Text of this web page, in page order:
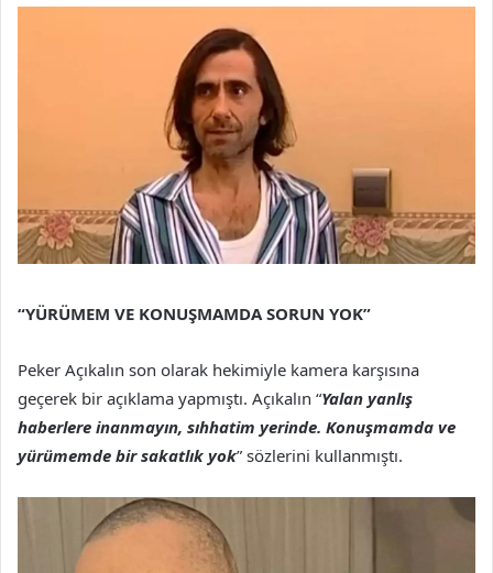
“YÜRÜMEM VE KONUŞMAMDA SORUN YOK”
Peker Açıkalın son olarak hekimiyle kamera karşısına
geçerek bir açıklama yapmıştı. Açıkalın “Yalan yanlış
haberlere inanmayın, sıhhatim yerinde. Konuşmamda ve
yürümemde bir sakatlık yok” sözlerini kullanmıştı.